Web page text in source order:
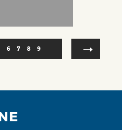
Page
6 Page
7 Page
8 Page
9